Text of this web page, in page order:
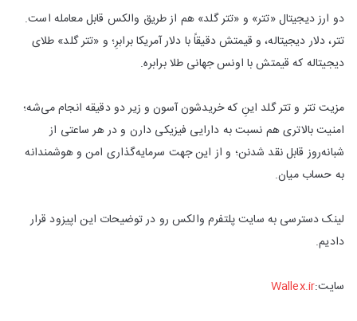
دو ارز دیجیتال «تتر» و «تتر گلد» هم از طریق والکس قابل معامله است.
تتر، دلار دیجیتاله، و قیمتش دقیقاً با دلار آمریکا برابرِ؛ و «تتر گلد» طلای
دیجیتاله که قیمتش با اونس جهانی طلا برابره.
مزیت تتر و تتر گلد اینِ که خریدشون آسون و زیر دو دقیقه انجام می‌شه؛
امنیت بالاتری هم نسبت به دارایی فیزیکی دارن و در هر ساعتی از
شبانه‌روز قابل نقد شدنن؛ و از این جهت سرمایه‌گذاری امن و هوشمندانه
به حساب میان.
لینک دسترسی به سایت پلتفرم والکس رو در توضیحات این اپیزود قرار
دادیم.
سایت:Wallex.ir